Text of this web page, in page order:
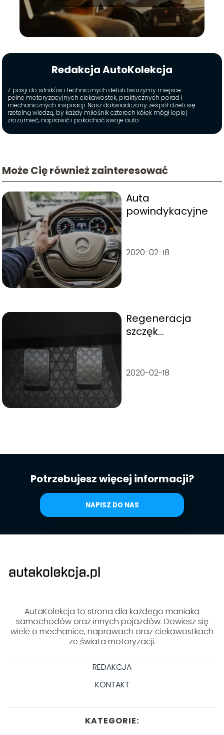
Redakcja AutoKolekcja
Z pasji do silników i technicznych detali tworzymy miejsce
pełne motoryzacyjnych ciekawostek, praktycznych porad i
mechanicznych inspiracji. Nasz doświadczony zespół dzieli się
rzetelną wiedzą, by każdy miłośnik czterech kółek mógł lepiej
zrozumieć, naprawić i pokochać swoje auto.
Może Cię również zainteresować
Auta
powindykacyjne
2020-02-18
Regeneracja
szczęk
2020-02-18
Potrzebujesz więcej informacji?
NAPISZ DO NAS
AutaKolekcja to strona dla każdego maniaka
samochodów oraz innych pojazdów. Dowiesz się
wiele o mechanice, naprawach oraz ciekawostkach
ze świata motoryzacji.
REDAKCJA
KONTAKT
KATEGORIE: